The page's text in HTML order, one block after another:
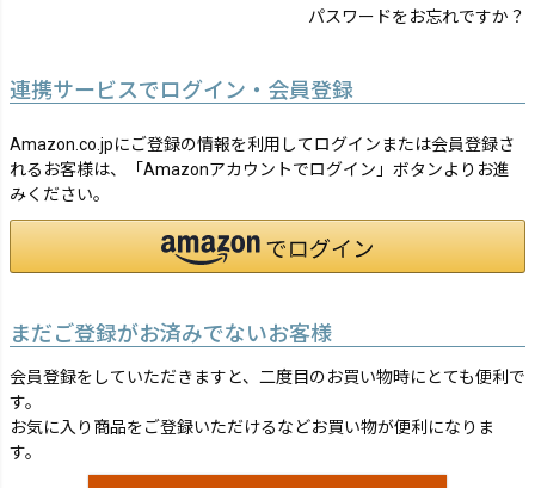
パスワードをお忘れですか？
連携サービスでログイン・会員登録
Amazon.co.jpにご登録の情報を利用してログインまたは会員登録さ
れるお客様は、「Amazonアカウントでログイン」ボタンよりお進
みください。
まだご登録がお済みでないお客様
会員登録をしていただきますと、二度目のお買い物時にとても便利で
す。
お気に入り商品をご登録いただけるなどお買い物が便利になりま
す。